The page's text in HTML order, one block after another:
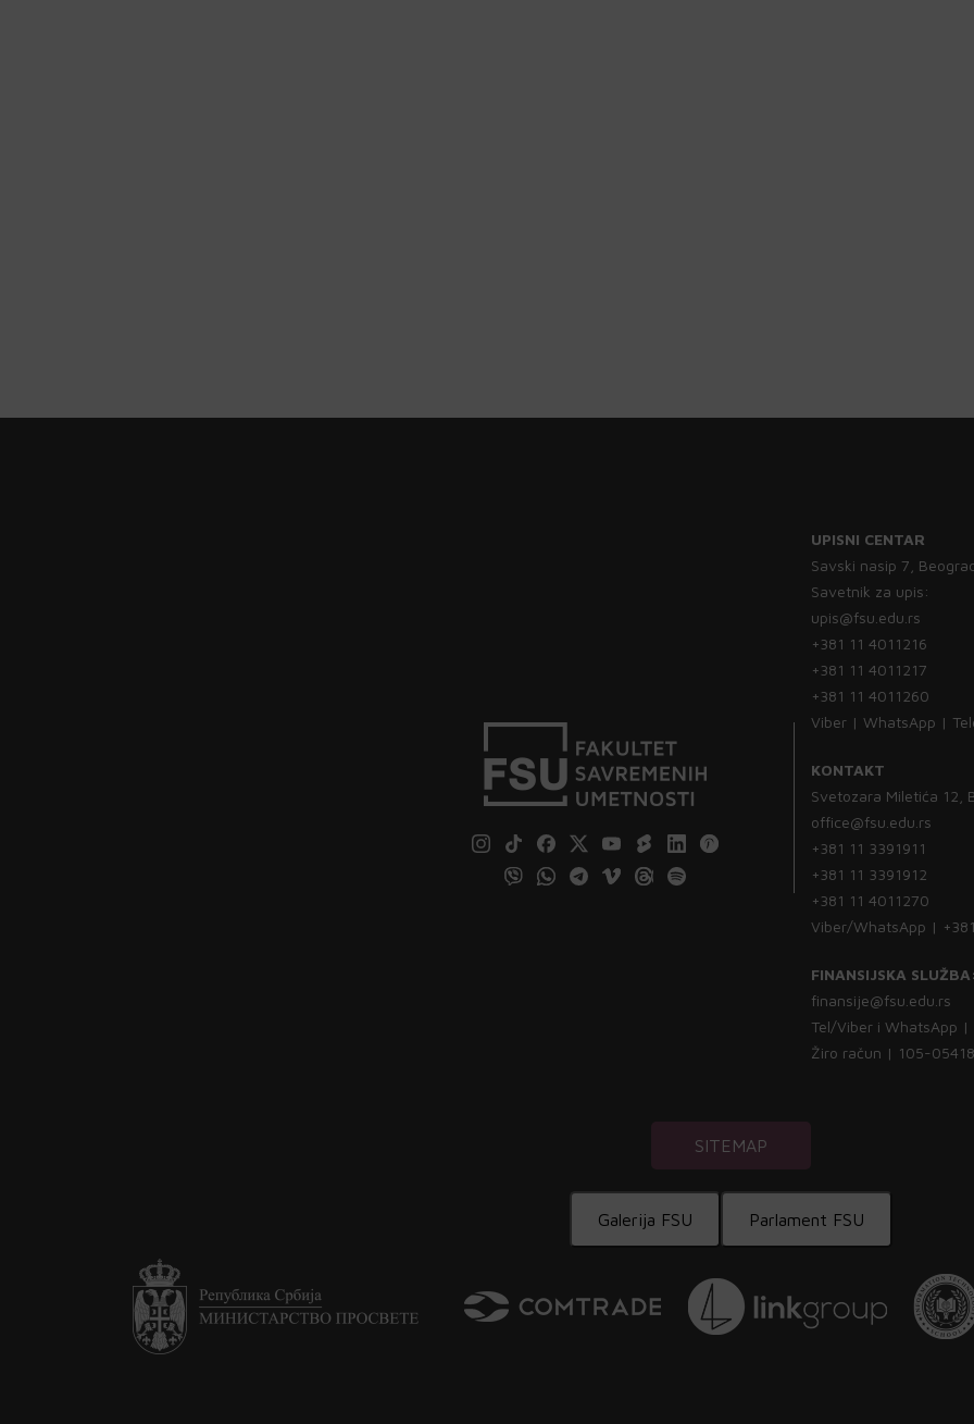
UPISNI CENTAR
Savski nasip 7,
Savetnik za upis:
upis@fsu.edu.rs
+381 11 4011216
+381 11 4011217
+381 11 4011260
Viber | WhatsApp |
KONTAKT
Svetozara Miletića 12,
office@fsu.edu.rs
+381 11 3391911
+381 11 3391912
+381 11 4011270
Viber/WhatsApp |
FINANSIJSKA
finansije@fsu.edu.rs
Tel/Viber i WhatsApp |
Žiro račun | 105-
SITEMAP
Galerija FSU Parlament FSU